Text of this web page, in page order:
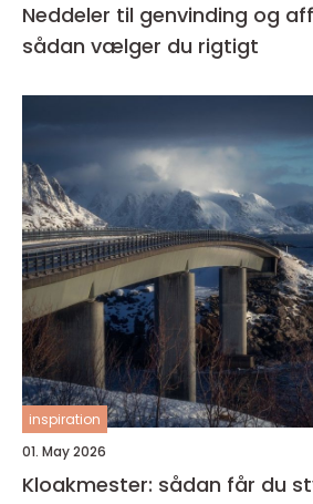
Neddeler til genvinding og
sådan vælger du rigtigt
inspiration
01. May 2026
Kloakmester: sådan får du